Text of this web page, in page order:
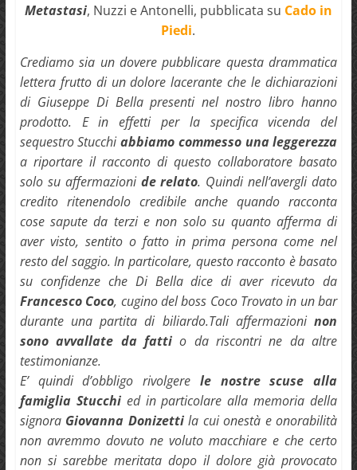
Metastasi, Nuzzi e Antonelli, pubblicata su Cado in
Piedi.
Crediamo sia un dovere pubblicare questa drammatica
lettera frutto di un dolore lacerante che le dichiarazioni
di Giuseppe Di Bella presenti nel nostro libro hanno
prodotto. E in effetti per la specifica vicenda del
sequestro Stucchiabbiamo commesso una leggerezza
a riportare il racconto di questo collaboratore basato
solo su affermazioni de relato. Quindi nell’avergli dato
credito ritenendolo credibile anche quando racconta
cose sapute da terzi e non solo su quanto afferma di
aver visto, sentito o fatto in prima persona come nel
resto del saggio. In particolare, questo racconto è basato
su confidenze che Di Bella dice di aver ricevuto da
Francesco Coco, cugino del boss Coco Trovato in un bar
durante una partita di biliardo.Tali affermazioninon
sono avvallate da fattio da riscontri ne da altre
testimonianze.
E’ quindi d’obbligo rivolgere le nostre scuse alla
famiglia Stucchied in particolare alla memoria della
signora Giovanna Donizettila cui onestà e onorabilità
non avremmo dovuto ne voluto macchiare e che certo
non si sarebbe meritata dopo il dolore già provocato